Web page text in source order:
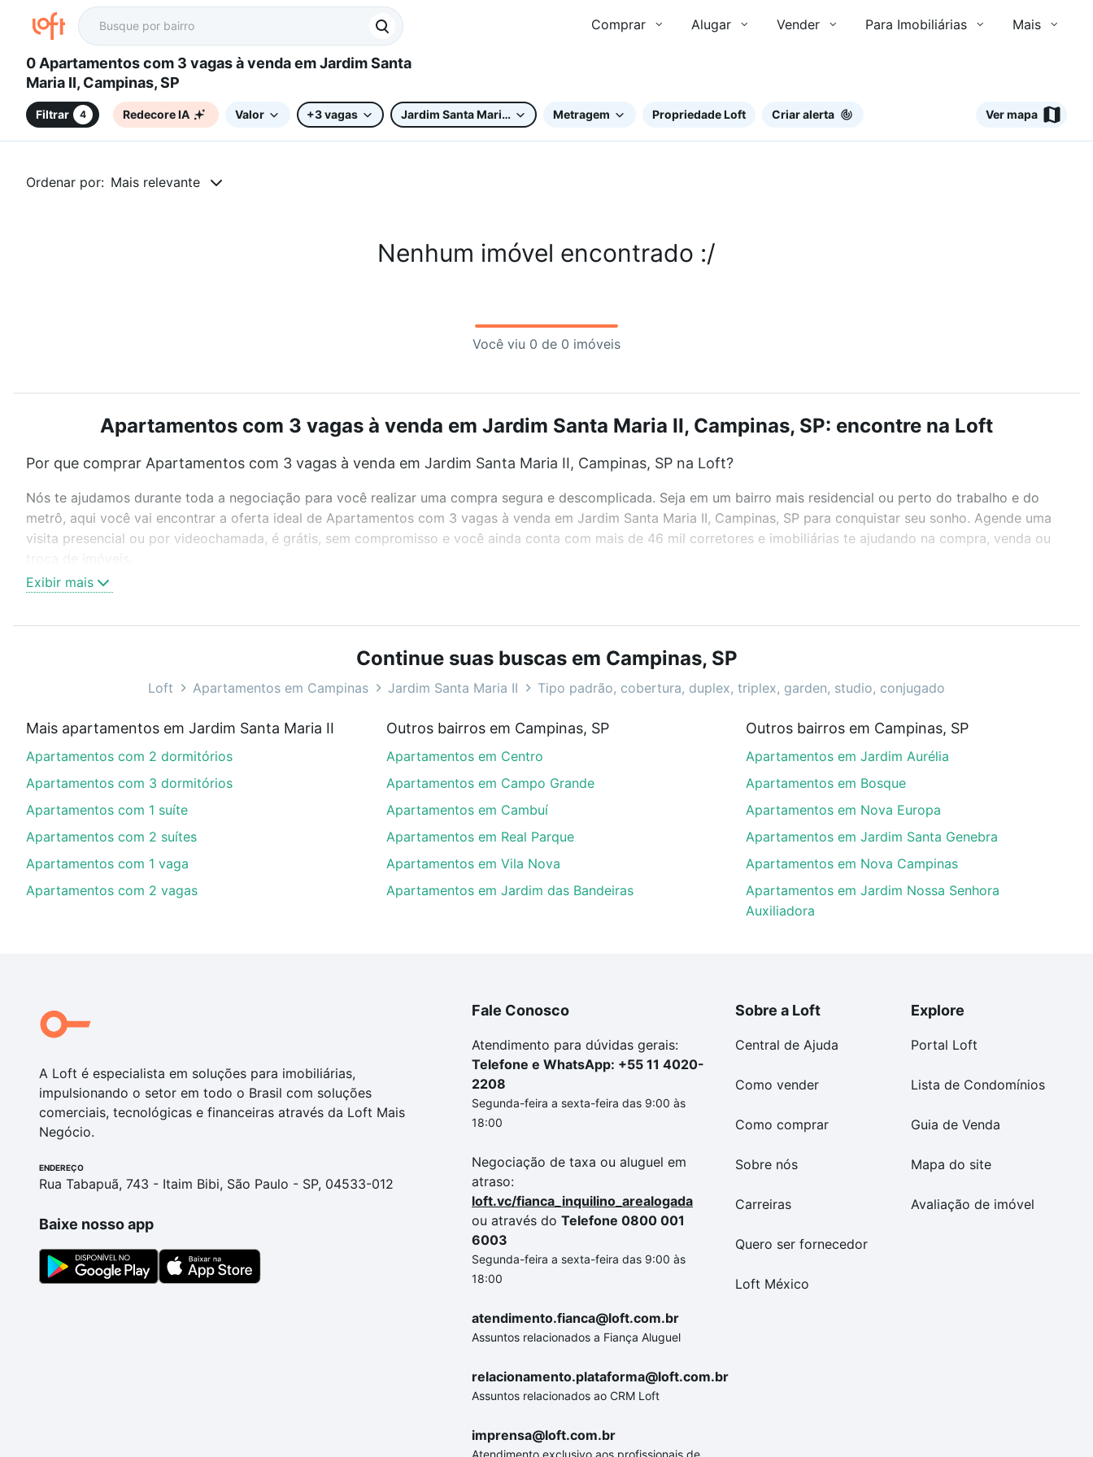
Comprar Alugar Vender Para Imobiliárias Mais
0 Apartamentos com 3 vagas à venda em Jardim Santa
Maria II, Campinas, SP
Filtrar 4 Redecore IA Valor +3 vagas Jardim Santa Maria II Metragem Propriedade Loft Criar alerta Ver mapa
Ordenar por: Mais relevante
Nenhum imóvel encontrado :/
Você viu 0 de 0 imóveis
Apartamentos com 3 vagas à venda em Jardim Santa Maria II, Campinas, SP: encontre na Loft
Por que comprar Apartamentos com 3 vagas à venda em Jardim Santa Maria II, Campinas, SP na Loft?
Nós te ajudamos durante toda a negociação para você realizar uma compra segura e descomplicada. Seja em um bairro mais residencial ou perto do trabalho e do
metrô, aqui você vai encontrar a oferta ideal de Apartamentos com 3 vagas à venda em Jardim Santa Maria II, Campinas, SP para conquistar seu sonho. Agende uma
visita presencial ou por videochamada, é grátis, sem compromisso e você ainda conta com mais de 46 mil corretores e imobiliárias te ajudando na compra, venda ou
Como escolher um imóvel?
Use barra de busca no topo para pesquisar por ruas, bairros e até condomínios favoritos. Você também pode usar os filtros como quantidade de quartos, suítes, com
ou sem vaga de garagem para combinar perfeitamente com o preço, metragem e comodidades, como piscina, academia, salão de festas ou área verde e encontrar
Apartamentos com 3 vagas à venda em Jardim Santa Maria II, Campinas, SP ideal para você na Loft.
Aqui na Loft temos a oferta ideal para você, com Apartamentos com 3 vagas à venda em Jardim Santa Maria II, Campinas, SP que custam a partir de R$ 0 e com
nossas opções de financiamento imobiliário as parcelas podem se adequar ao seu orçamento. Se ainda tem alguma dúvida dos custos envolvidos no processo de
compra, veja em nosso portal quanto custa comprar um apartamento e conte com a gente para comprar o imóvel dos seus sonhos com segurança e conforto. Loft,
Exibir mais
Continue suas buscas em Campinas, SP
Loft Apartamentos em Campinas Jardim Santa Maria II Tipo padrão, cobertura, duplex, triplex, garden, studio, conjugado
Mais apartamentos em Jardim Santa Maria II
Apartamentos com 2 dormitórios
Apartamentos com 3 dormitórios
Apartamentos com 1 suíte
Apartamentos com 2 suítes
Apartamentos com 1 vaga
Apartamentos com 2 vagas
Outros bairros em Campinas, SP
Apartamentos em Centro
Apartamentos em Campo Grande
Apartamentos em Cambuí
Apartamentos em Real Parque
Apartamentos em Vila Nova
Apartamentos em Jardim das Bandeiras
Outros bairros em Campinas, SP
Apartamentos em Jardim Aurélia
Apartamentos em Bosque
Apartamentos em Nova Europa
Apartamentos em Jardim Santa Genebra
Apartamentos em Nova Campinas
Apartamentos em Jardim Nossa Senhora
Auxiliadora
A Loft é especialista em soluções para imobiliárias,
impulsionando o setor em todo o Brasil com soluções
comerciais, tecnológicas e financeiras através da Loft Mais
Negócio.
ENDEREÇO
Rua Tabapuã, 743 - Itaim Bibi, São Paulo - SP, 04533-012
Baixe nosso app
Fale Conosco
Atendimento para dúvidas gerais:
Telefone e WhatsApp: +55 11 4020-
2208
Segunda-feira a sexta-feira das 9:00 às
18:00
Negociação de taxa ou aluguel em
atraso:
loft.vc/fianca_inquilino_arealogada
ou através do Telefone 0800 001
6003
Segunda-feira a sexta-feira das 9:00 às
18:00
atendimento.fianca@loft.com.br
Assuntos relacionados a Fiança Aluguel
relacionamento.plataforma@loft.com.br
Assuntos relacionados ao CRM Loft
imprensa@loft.com.br
Atendimento exclusivo aos profissionais de
Sobre a Loft
Central de Ajuda
Como vender
Como comprar
Sobre nós
Carreiras
Quero ser fornecedor
Loft México
Explore
Portal Loft
Lista de Condomínios
Guia de Venda
Mapa do site
Avaliação de imóvel